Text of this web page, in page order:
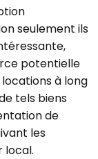
seulement ils
potentielle
à long
tels biens
de
les
local.